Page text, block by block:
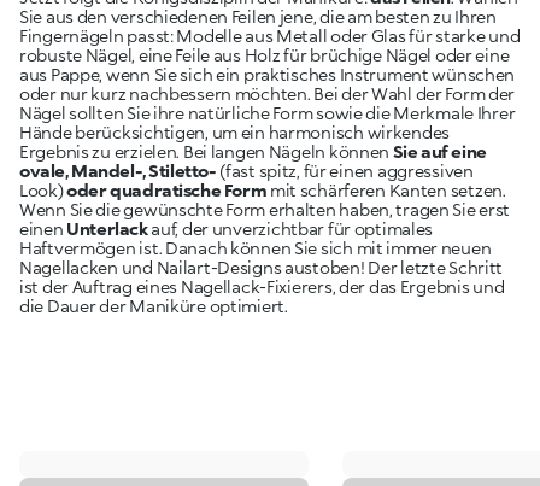
Sie aus den verschiedenen Feilen jene, die am besten zu Ihren
Fingernägeln passt: Modelle aus Metall oder Glas für starke und
robuste Nägel, eine Feile aus Holz für brüchige Nägel oder eine
aus Pappe, wenn Sie sich ein praktisches Instrument wünschen
oder nur kurz nachbessern möchten. Bei der Wahl der Form der
Nägel sollten Sie ihre natürliche Form sowie die Merkmale Ihrer
Hände berücksichtigen, um ein harmonisch wirkendes
Ergebnis zu erzielen. Bei langen Nägeln können Sie auf eine
ovale, Mandel-, Stiletto- (fast spitz, für einen aggressiven
Look)oder quadratische Form mit schärferen Kanten setzen.
Wenn Sie die gewünschte Form erhalten haben, tragen Sie erst
einen Unterlackauf, der unverzichtbar für optimales
Haftvermögen ist. Danach können Sie sich mit immer neuen
Nagellacken und Nailart-Designs austoben! Der letzte Schritt
ist der Auftrag eines Nagellack-Fixierers, der das Ergebnis und
die Dauer der Maniküre optimiert.